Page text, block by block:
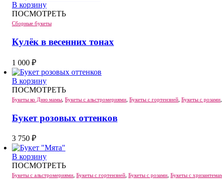
В корзину
ПОСМОТРЕТЬ
Сборные букеты
Кулёк в весенних тонах
1 000 ₽
В корзину
ПОСМОТРЕТЬ
Букеты ко Дню мамы Букеты с альстромериями Букеты с гортензией Букеты с розами
Букет розовых оттенков
3 750 ₽
В корзину
ПОСМОТРЕТЬ
Букеты с альстромериями Букеты с гортензией Букеты с розами Букеты с